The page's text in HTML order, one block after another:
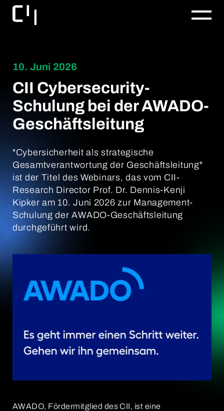
10. Juni 2026
CII Cybersecurity-
Schulung bei der AWADO-
Geschäftsleitung
"Cybersicherheit als strategische
Gesamtverantwortung der Geschäftsleitung"
ist der Titel des Webinars, das vom CII-
Research Director Prof. Dr. Dennis-Kenji
Kipker am 10. Juni 2026 zur Management-
Schulung der AWADO-Geschäftsleitung
durchgeführt wird.
AWADO, Fördermitglied des CII, ist eine